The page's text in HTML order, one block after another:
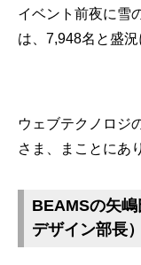
イベント前夜に雪
は、7,948名と盛況
ウェブテクノロジ
さま、まことにあ
BEAMSの矢
デザイン部長